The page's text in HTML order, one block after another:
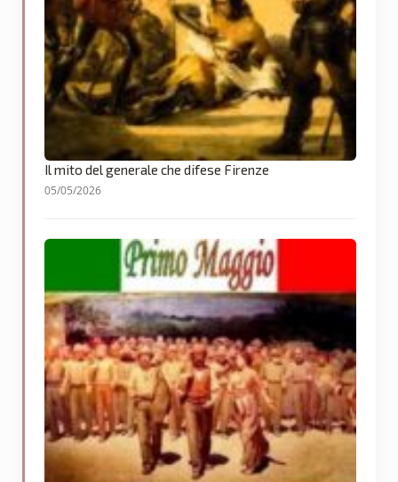
Il mito del generale che difese Firenze
05/05/2026